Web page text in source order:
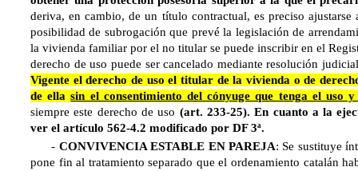
deriva, en cambio, de un título contractual, es preciso
posibilidad de subrogación que prevé la legislación de
la vivienda familiar por el no titular se puede inscribir en el
derecho de uso puede ser cancelado mediante resolución
Vigente el derecho de uso el titular de la vivienda o de
de ellasin el consentimiento del cónyuge que tenga el uso
siempre este derecho de uso (art. 233-25). En cuanto a la
ver el artículo 562-4.2 modificado por DF 3ª.
- CONVIVENCIA ESTABLE EN PAREJA: Se sustituye
pone fin al tratamiento separado que el ordenamiento catalán